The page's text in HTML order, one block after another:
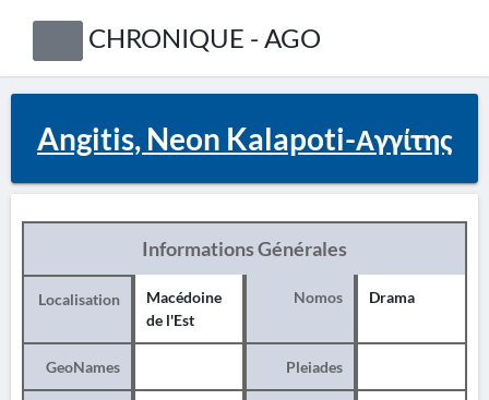
CHRONIQUE - AGO
Angitis, Neon Kalapoti-Αγγίτης
Informations Générales
Localisation
Macédoine
de l'Est
Nomos Drama
GeoNames Pleiades